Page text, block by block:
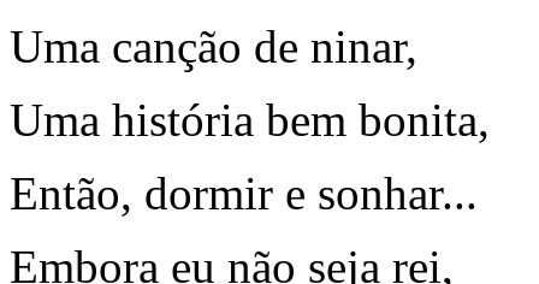
Uma canção de ninar,
Uma história bem bonita,
Então, dormir e sonhar...
Embora eu não seja rei,